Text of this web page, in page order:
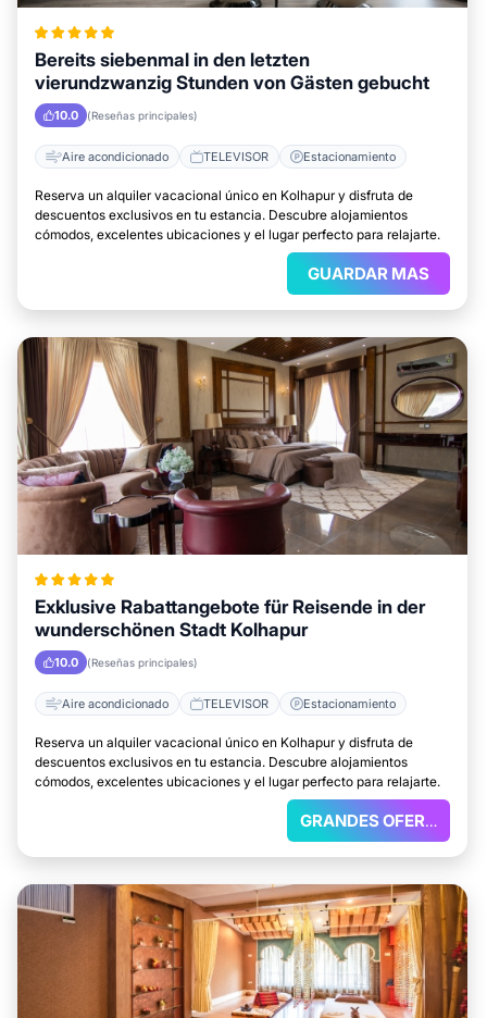
Bereits siebenmal in den letzten
vierundzwanzig Stunden von Gästen gebucht
10.0 (Reseñas principales)
Aire acondicionado TELEVISOR Estacionamiento
Reserva un alquiler vacacional único en Kolhapur y disfruta de
descuentos exclusivos en tu estancia. Descubre alojamientos
cómodos, excelentes ubicaciones y el lugar perfecto para relajarte.
GUARDAR MAS
Exklusive Rabattangebote für Reisende in der
wunderschönen Stadt Kolhapur
10.0 (Reseñas principales)
Aire acondicionado TELEVISOR Estacionamiento
Reserva un alquiler vacacional único en Kolhapur y disfruta de
descuentos exclusivos en tu estancia. Descubre alojamientos
cómodos, excelentes ubicaciones y el lugar perfecto para relajarte.
GRANDES OFERTAS